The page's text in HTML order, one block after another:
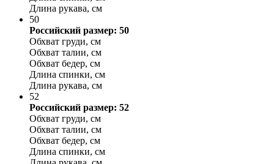
Длина рукава, см
50
Российский размер: 50
Обхват груди, см
Обхват талии, см
Обхват бедер, см
Длина спинки, см
Длина рукава, см
52
Российский размер: 52
Обхват груди, см
Обхват талии, см
Обхват бедер, см
Длина спинки, см